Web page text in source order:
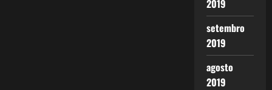
2019
setembro
2019
agosto
2019